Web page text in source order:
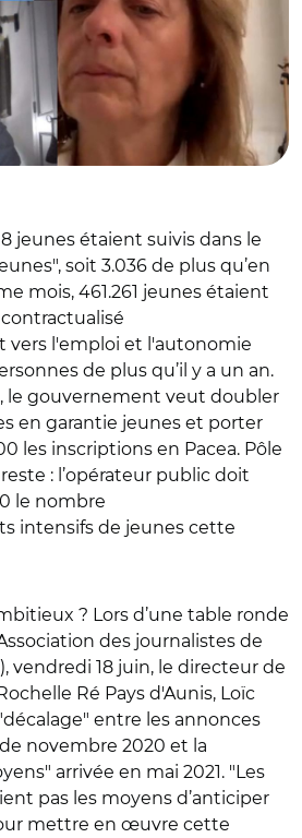
jeunes étaient suivis dans le
soit 3.036 de plus qu’en
mois, 461.261 jeunes étaient
vers l'emploi et l'autonomie
de plus qu’il y a un an.
le gouvernement veut doubler
en garantie jeunes et porter
les inscriptions en Pacea. Pôle
: l’opérateur public doit
le nombre
intensifs de jeunes cette
? Lors d’une table ronde
des journalistes de
vendredi 18 juin, le directeur de
Ré Pays d'​Aunis, Loïc
entre les annonces
novembre 2020 et la
arrivée en mai 2021. "Les
pas les moyens d’anticiper
mettre en œuvre cette